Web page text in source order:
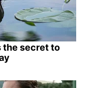
the secret to